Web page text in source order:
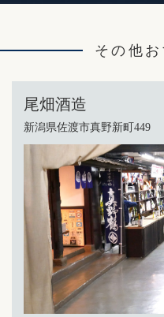
その他
尾畑酒造
新潟県佐渡市真野新町449